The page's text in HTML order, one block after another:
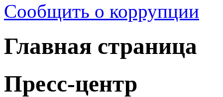
Сообщить о коррупции
Главная страница
Пресс-центр